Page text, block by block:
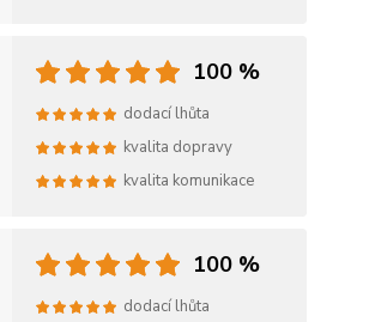
100 %
dodací lhůta
kvalita dopravy
kvalita komunikace
100 %
dodací lhůta